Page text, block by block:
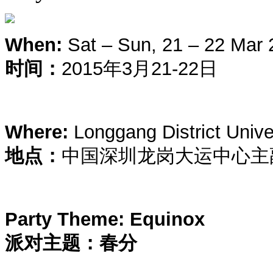
When: Sat – Sun, 21 – 22 Mar
时间： 2015年3月21-22日
Where: Longgang District
地点： 中国深圳龙岗大运中心
Party Theme: Equinox
派对主题：春分